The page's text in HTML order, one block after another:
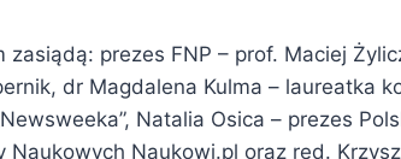
prezes FNP – prof. Maciej
dr Magdalena Kulma – laureatka
Natalia Osica – prezes
Naukowych Naukowi.pl oraz red.